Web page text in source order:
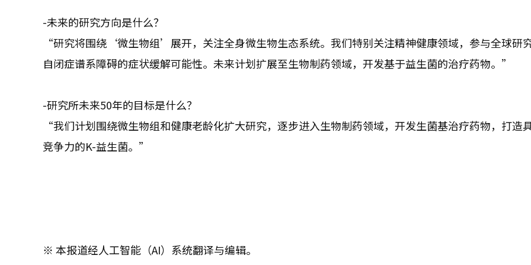
-未来的研究方向是什么？
“研究将围绕‘微生物组’展开，关注全身微生物生态系统。我们特别关注精神健康领域，参与全球研
自闭症谱系障碍的症状缓解可能性。未来计划扩展至生物制药领域，开发基于益生菌的治疗药物。”
-研究所未来50年的目标是什么？
“我们计划围绕微生物组和健康老龄化扩大研究，逐步进入生物制药领域，开发生菌基治疗药物，打造
竞争力的K-益生菌。”
※ 本报道经人工智能（AI）系统翻译与编辑。